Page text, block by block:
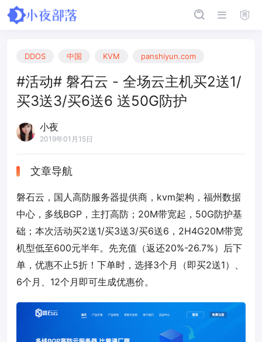
DDOS 中国 KVM panshiyun.com
#活动# 磐石云 - 全场云主机买2送1/
买3送3/买6送6 送50G防护
小夜
2019年01月15日
文章导航
磐石云，国人高防服务器提供商，kvm架构，福州数据
中心，多线BGP，主打高防；20M带宽起，50G防护基
础；本次活动买2送1/买3送3/买6送6，2H4G20M带宽
机型低至600元半年。先充值（返还20%-26.7%）后下
单，优惠不止5折！下单时，选择3个月（即买2送1）、
6个月、12个月即可生成优惠价。